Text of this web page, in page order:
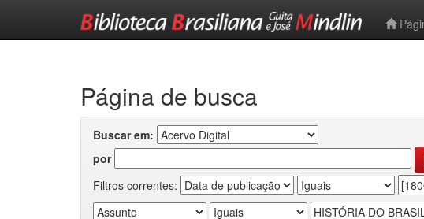
Página de busca
Buscar em:
por
Filtros correntes: